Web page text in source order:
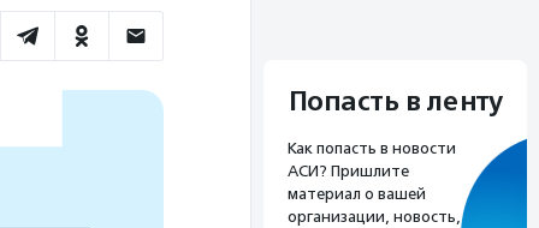
Попасть в ленту
Как попасть в новости
АСИ? Пришлите
материал о вашей
организации, новость,